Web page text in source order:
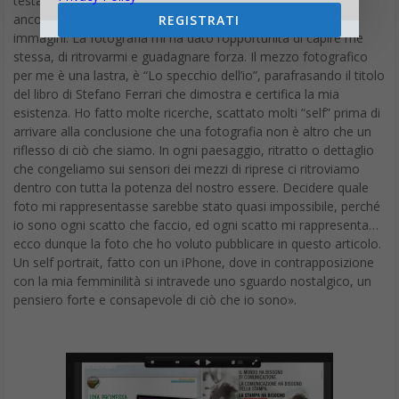
ancora tanto da raccontare con la mia anima, con le mie
immagini. La fotografia mi ha dato l’opportunità di capire me
stessa, di ritrovarmi e guadagnare forza. Il mezzo fotografico
per me è una lastra, è “Lo specchio dell’io”, parafrasando il titolo
del libro di Stefano Ferrari che dimostra e certifica la mia
esistenza. Ho fatto molte ricerche, scattato molti “self” prima di
arrivare alla conclusione che una fotografia non è altro che un
riflesso di ciò che siamo. In ogni paesaggio, ritratto o dettaglio
che congeliamo sui sensori dei mezzi di riprese ci ritroviamo
dentro con tutta la potenza del nostro essere. Decidere quale
foto mi rappresentasse sarebbe stato quasi impossibile, perché
io sono ogni scatto che faccio, ed ogni scatto mi rappresenta…
ecco dunque la foto che ho voluto pubblicare in questo articolo.
Un self portrait, fatto con un iPhone, dove in contrapposizione
con la mia femminilità si intravede uno sguardo nostalgico, un
pensiero forte e consapevole di ciò che io sono».
REGISTRATI